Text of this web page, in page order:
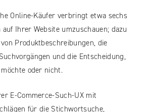
Online-Käufer verbringt etwa sechs
Ihrer Website umzuschauen; dazu
Produktbeschreibungen, die
und die Entscheidung,
oder nicht.
E-Commerce-Such-UX mit
für die Stichwortsuche,